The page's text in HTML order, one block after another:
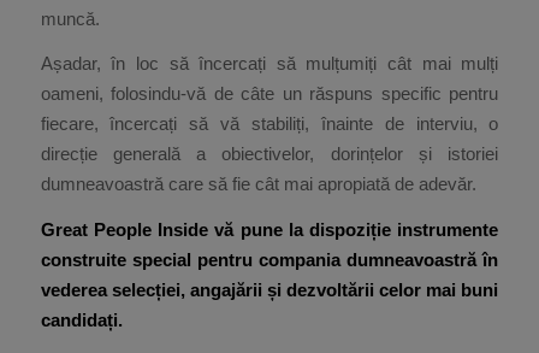
muncă.
Așadar, în loc să încercați să mulțumiți cât mai mulți
oameni, folosindu-vă de câte un răspuns specific pentru
fiecare, încercați să vă stabiliți, înainte de interviu, o
direcție generală a obiectivelor, dorințelor și istoriei
dumneavoastră care să fie cât mai apropiată de adevăr.
Great People Inside vă pune la dispoziție instrumente
construite special pentru compania dumneavoastră în
vederea selecției, angajării și dezvoltării celor mai buni
candidați.